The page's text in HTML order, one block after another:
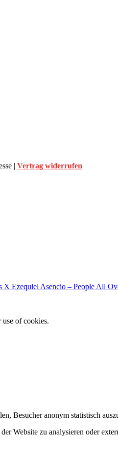
| Vertrag widerrufen
X Ezequiel Asencio – People All
of cookies.
Besucher anonym statistisch
Website zu analysieren oder